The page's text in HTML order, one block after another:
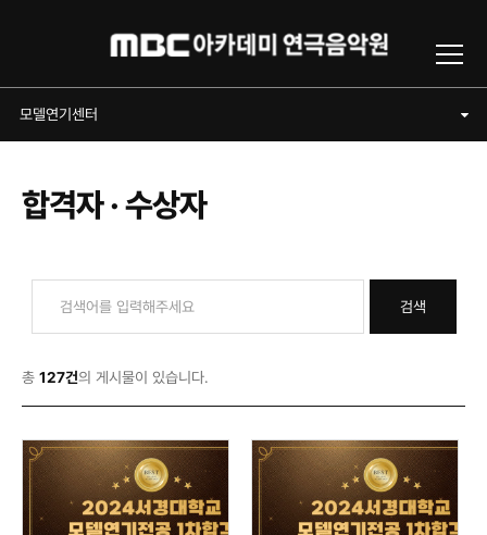
모델연기센터
합격자 · 수상자
검색
총 127건의 게시물이 있습니다.